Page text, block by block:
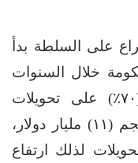
على السلطة بدأ
خلال السنوات
الماضية كانت معتمدة بنسبة (٧٠٪؜) على تحويلات
المغتربين في تمويل الاستيراد بحجم (١١) مليار دولار،
لذلك ارتفاع